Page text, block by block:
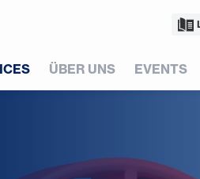
ÜBER UNS EVENTS